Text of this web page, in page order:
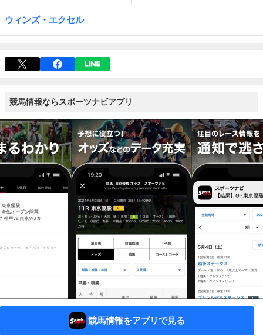
ウィンズ・エクセル
競馬情報ならスポーツナビアプリ
競馬情報をアプリで見る